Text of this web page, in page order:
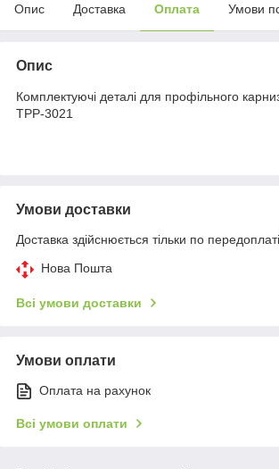
Опис Доставка Оплата Умови
Опис
Комплектуючі деталі для профільного
TPP-3021
Умови доставки
Доставка здійснюється тільки по передоплаті.
Нова Пошта
Всі умови доставки
Умови оплати
Оплата на рахунок
Всі умови оплати